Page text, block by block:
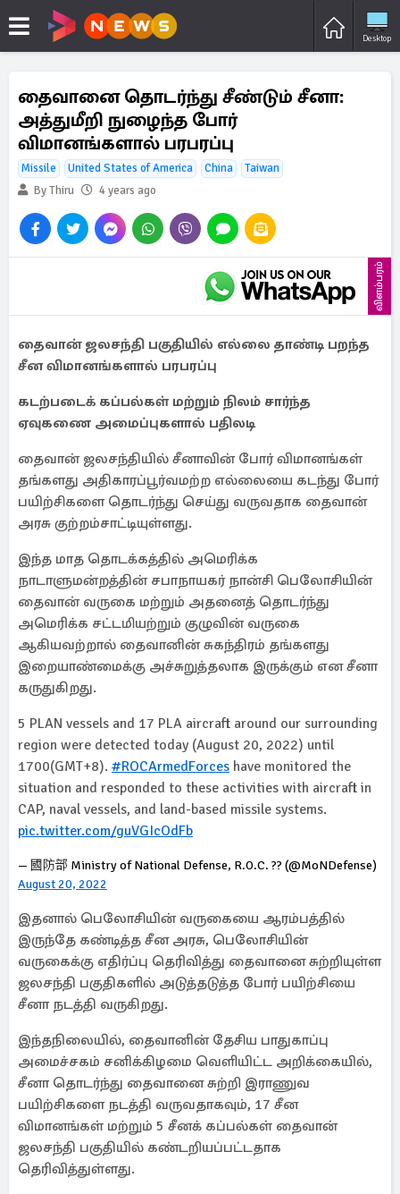
Desktop
தைவானை தொடர்ந்து சீண்டும் சீனா:
அத்துமீறி நுழைந்த போர்
விமானங்களால் பரபரப்பு
Missile United States of America China
Taiwan
By Thiru
4 years ago
விளம்பரம்
தைவான் ஜலசந்தி பகுதியில் எல்லை தாண்டி பறந்த
சீன விமானங்களால் பரபரப்பு
கடற்படைக் கப்பல்கள் மற்றும் நிலம் சார்ந்த
ஏவுகணை அமைப்புகளால் பதிலடி
தைவான் ஜலசந்தியில் சீனாவின் போர் விமானங்கள்
தங்களது அதிகாரப்பூர்வமற்ற எல்லையை கடந்து போர்
பயிற்சிகளை தொடர்ந்து செய்து வருவதாக தைவான்
அரசு குற்றம்சாட்டியுள்ளது.
இந்த மாத தொடக்கத்தில் அமெரிக்க
நாடாளுமன்றத்தின் சபாநாயகர் நான்சி பெலோசியின்
தைவான் வருகை மற்றும் அதனைத் தொடர்ந்து
அமெரிக்க சட்டமியற்றும் குழுவின் வருகை
ஆகியவற்றால் தைவானின் சுகந்திரம் தங்களது
இறையாண்மைக்கு அச்சுறுத்தலாக இருக்கும் என சீனா
கருதுகிறது.
5 PLAN vessels and 17 PLA aircraft around our surrounding
region were detected today (August 20, 2022) until
1700(GMT+8). #ROCArmedForces have monitored the
situation and responded to these activities with aircraft in
CAP, naval vessels, and land-based missile systems.
pic.twitter.com/guVGIcOdFb
— 國防部 Ministry of National Defense, R.O.C. ?? (@MoNDefense)
August 20, 2022
இதனால் பெலோசியின் வருகையை ஆரம்பத்தில்
இருந்தே கண்டித்த சீன அரசு, பெலோசியின்
வருகைக்கு எதிர்ப்பு தெரிவித்து தைவானை சுற்றியுள்ள
ஜலசந்தி பகுதிகளில் அடுத்தடுத்த போர் பயிற்சியை
சீனா நடத்தி வருகிறது.
இந்தநிலையில், தைவானின் தேசிய பாதுகாப்பு
அமைச்சகம் சனிக்கிழமை வெளியிட்ட அறிக்கையில்,
சீனா தொடர்ந்து தைவானை சுற்றி இராணுவ
பயிற்சிகளை நடத்தி வருவதாகவும், 17 சீன
விமானங்கள் மற்றும் 5 சீனக் கப்பல்கள் தைவான்
ஜலசந்தி பகுதியில் கண்டறியப்பட்டதாக
தெரிவித்துள்ளது.